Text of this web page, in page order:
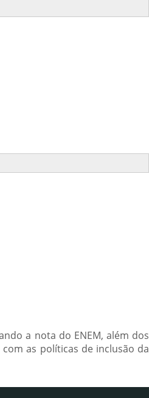
a nota do ENEM, além dos
as políticas de inclusão da